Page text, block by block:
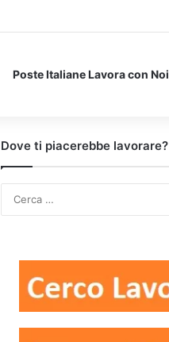
Poste Italiane Lavora con Noi
Dove ti piacerebbe lavorare?